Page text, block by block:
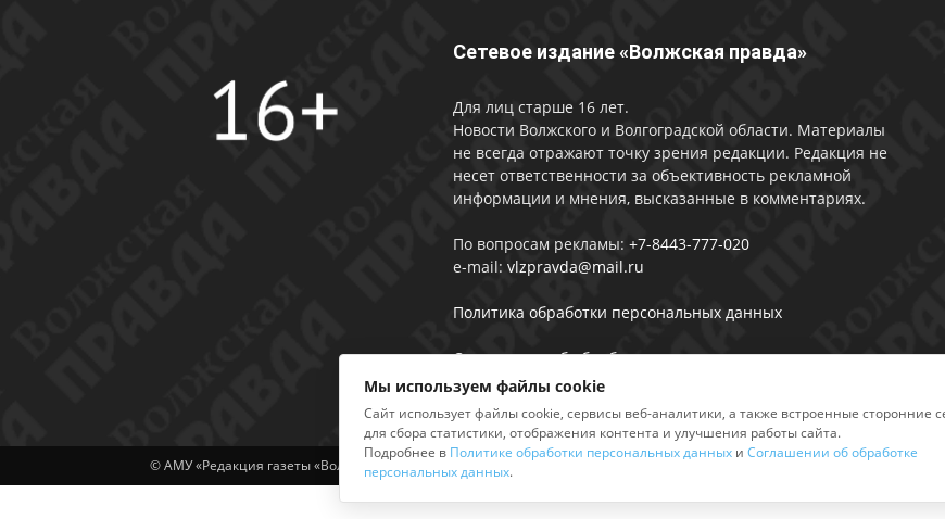
Сетевое издание «Волжская правда»
Для лиц старше 16 лет.
Новости Волжского и Волгоградской области. Материалы
не всегда отражают точку зрения редакции. Редакция не
несет ответственности за объективность рекламной
информации и мнения, высказанные в комментариях.
По вопросам рекламы: +7-8443-777-020
e-mail: vlzpravda@mail.ru
Политика обработки персональных данных
Соглашении об обработке персональных данных
© АМУ «Редакция газеты «Волжская правда», 2012-2026
Мы используем файлы cookie
Сайт использует файлы cookie, сервисы веб-аналитики, а также встроенные сторонние
для сбора статистики, отображения контента и улучшения работы сайта.
Подробнее в Политике обработки персональных данных и Соглашении об обработке
персональных данных.